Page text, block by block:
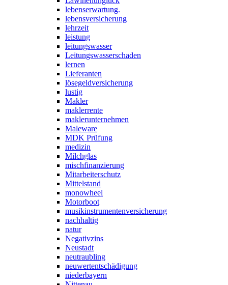
lebenserwartung.
lebensversicherung
lehrzeit
leistung
leitungswasser
Leitungswasserschaden
lernen
Lieferanten
lösegeldversicherung
lustig
Makler
maklerrente
maklerunternehmen
Maleware
MDK Prüfung
medizin
Milchglas
mischfinanzierung
Mitarbeiterschutz
Mittelstand
monowheel
Motorboot
musikinstrumentenversicherung
nachhaltig
natur
Negativzins
Neustadt
neutraubling
neuwertentschädigung
niederbayern